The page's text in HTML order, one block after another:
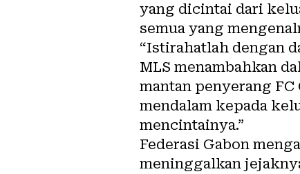
yang dicintai dari
semua yang
“Istirahatlah dengan
MLS menambahkan
mantan penyerang
mendalam kepada
mencintainya.”
Federasi Gabon
meninggalkan